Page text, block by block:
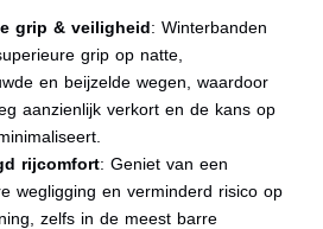
grip & veiligheid: Winterbanden
grip op natte,
en beijzelde wegen, waardoor
aanzienlijk verkort en de kans op
rijcomfort: Geniet van een
wegligging en verminderd risico op
zelfs in de meest barre